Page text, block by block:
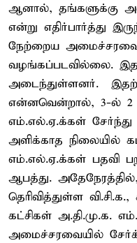
ஆனால், தங்களுக்கு
என்று எதிர்பார்த்து
நேற்றைய அமைச்சரவை
வழங்கப்படவில்லை.
அடைந்துள்ளனர்.
என்னவென்றால், 3-ல் 2
எம்.எல்.ஏ.க்கள் சேர்ந்து
அளிக்காத நிலையில்
எம்.எல்.ஏ.க்கள் பதவி
ஆபத்து.
தெரிவித்துள்ள
கட்சிகள் அ.தி.மு.க.
அமைச்சரவையில்